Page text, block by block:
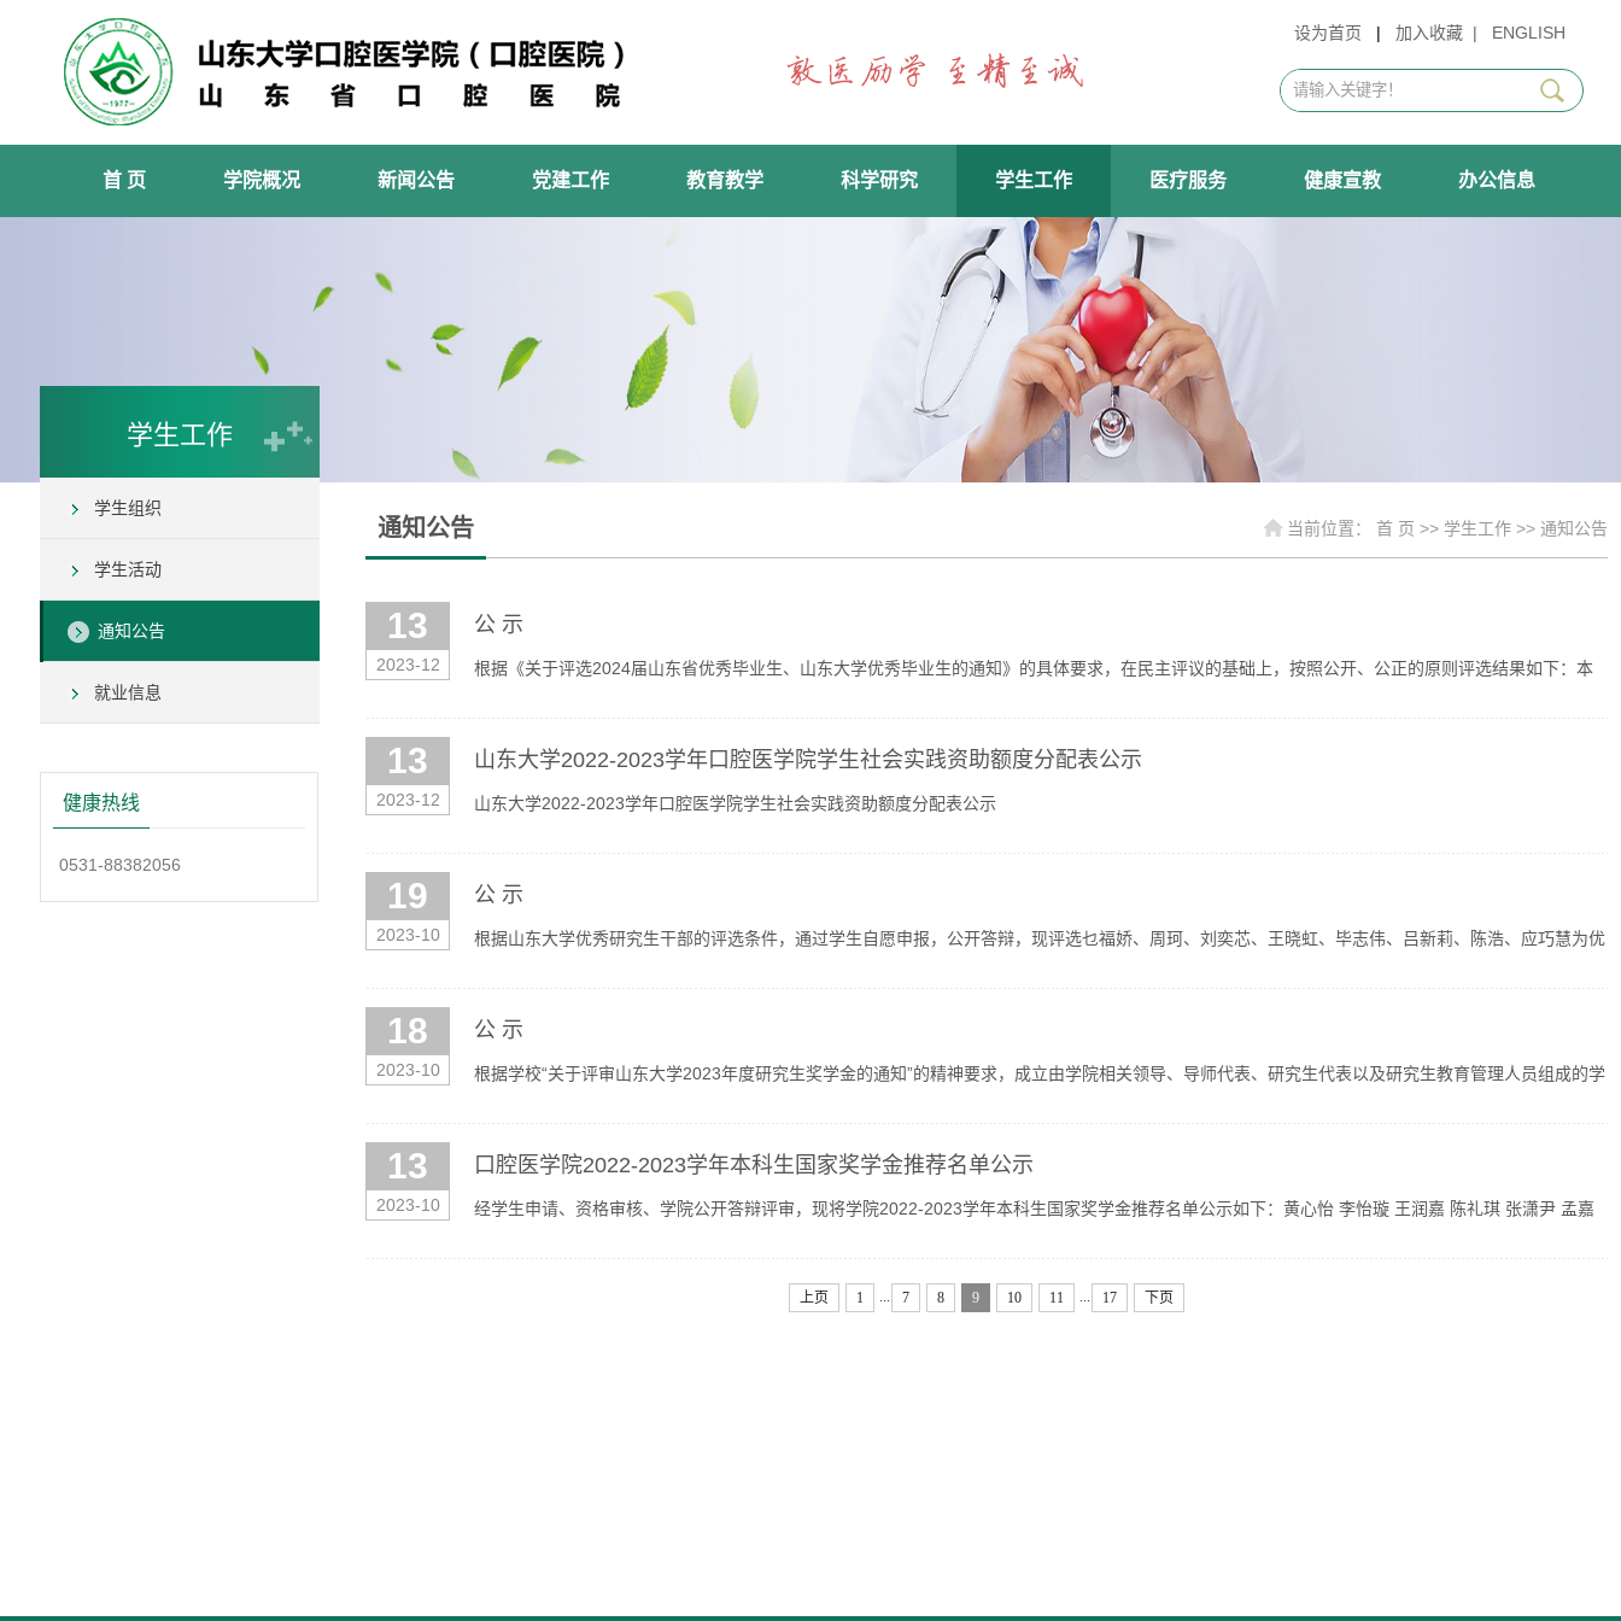
设为首页 | 加入收藏 | ENGLISH
首 页 学院概况 新闻公告 党建工作 教育教学 科学研究 学生工作 医疗服务 健康宣教 办公信息
学生工作
学生组织
学生活动
通知公告
就业信息
健康热线
0531-88382056
通知公告 当前位置： 首 页 >> 学生工作 >> 通知公告
13
2023-12
公 示
根据《关于评选2024届山东省优秀毕业生、山东大学优秀毕业生的通知》的具体要求，在民主评议的基础上，按照公开、公正的原则评选结果如下：本
13
2023-12
山东大学2022-2023学年口腔医学院学生社会实践资助额度分配表公示
山东大学2022-2023学年口腔医学院学生社会实践资助额度分配表公示
19
2023-10
公 示
根据山东大学优秀研究生干部的评选条件，通过学生自愿申报，公开答辩，现评选乜福娇、周珂、刘奕芯、王晓虹、毕志伟、吕新莉、陈浩、应巧慧为优
18
2023-10
公 示
根据学校“关于评审山东大学2023年度研究生奖学金的通知”的精神要求，成立由学院相关领导、导师代表、研究生代表以及研究生教育管理人员组成的学
13
2023-10
口腔医学院2022-2023学年本科生国家奖学金推荐名单公示
经学生申请、资格审核、学院公开答辩评审，现将学院2022-2023学年本科生国家奖学金推荐名单公示如下：黄心怡 李怡璇 王润嘉 陈礼琪 张潇尹 孟嘉
上页 1 7 8 9 10 11 17 下页